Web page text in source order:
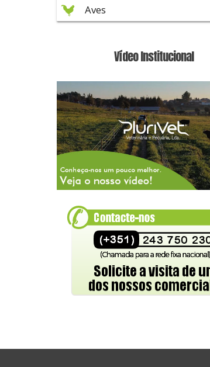
Aves
Vídeo Institucional